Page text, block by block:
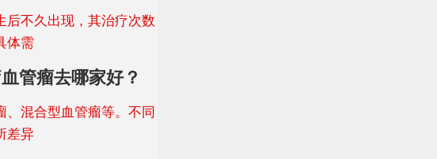
后不久出现，其治疗次数
体需
管瘤去哪家好？
混合型血管瘤等。不同
差异